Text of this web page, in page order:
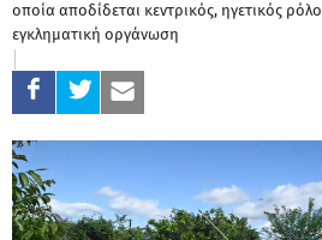
οποία αποδίδεται κεντρικός, ηγετικός
εγκληματική οργάνωση